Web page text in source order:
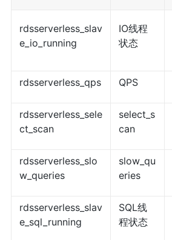
rdsserverless_slav
e_io_running
IO线程
状态
rdsserverless_qps QPS
rdsserverless_sele
ct_scan
select_s
can
rdsserverless_slo
w_queries
slow_qu
eries
rdsserverless_slav
e_sql_running
SQL线
程状态